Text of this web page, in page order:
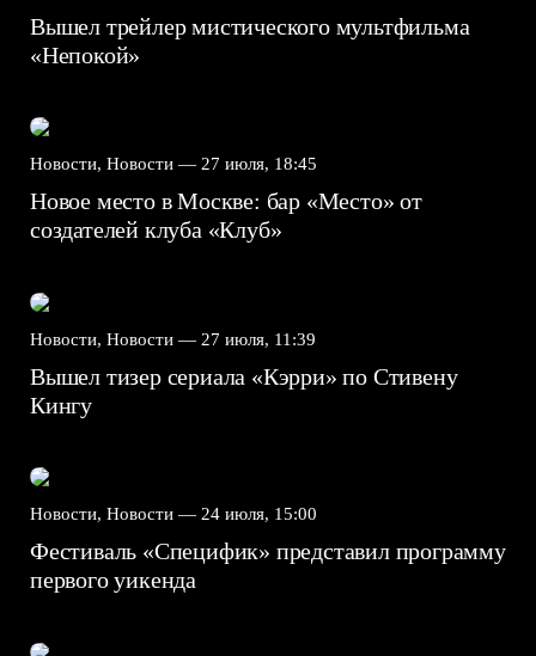
Вышел трейлер мистического мультфильма
«Непокой»
Новости, Новости — 27 июля, 18:45
Новое место в Москве: бар «Место» от
создателей клуба «Клуб»
Новости, Новости — 27 июля, 11:39
Вышел тизер сериала «Кэрри» по Стивену
Кингу
Новости, Новости — 24 июля, 15:00
Фестиваль «Специфик» представил программу
первого уикенда